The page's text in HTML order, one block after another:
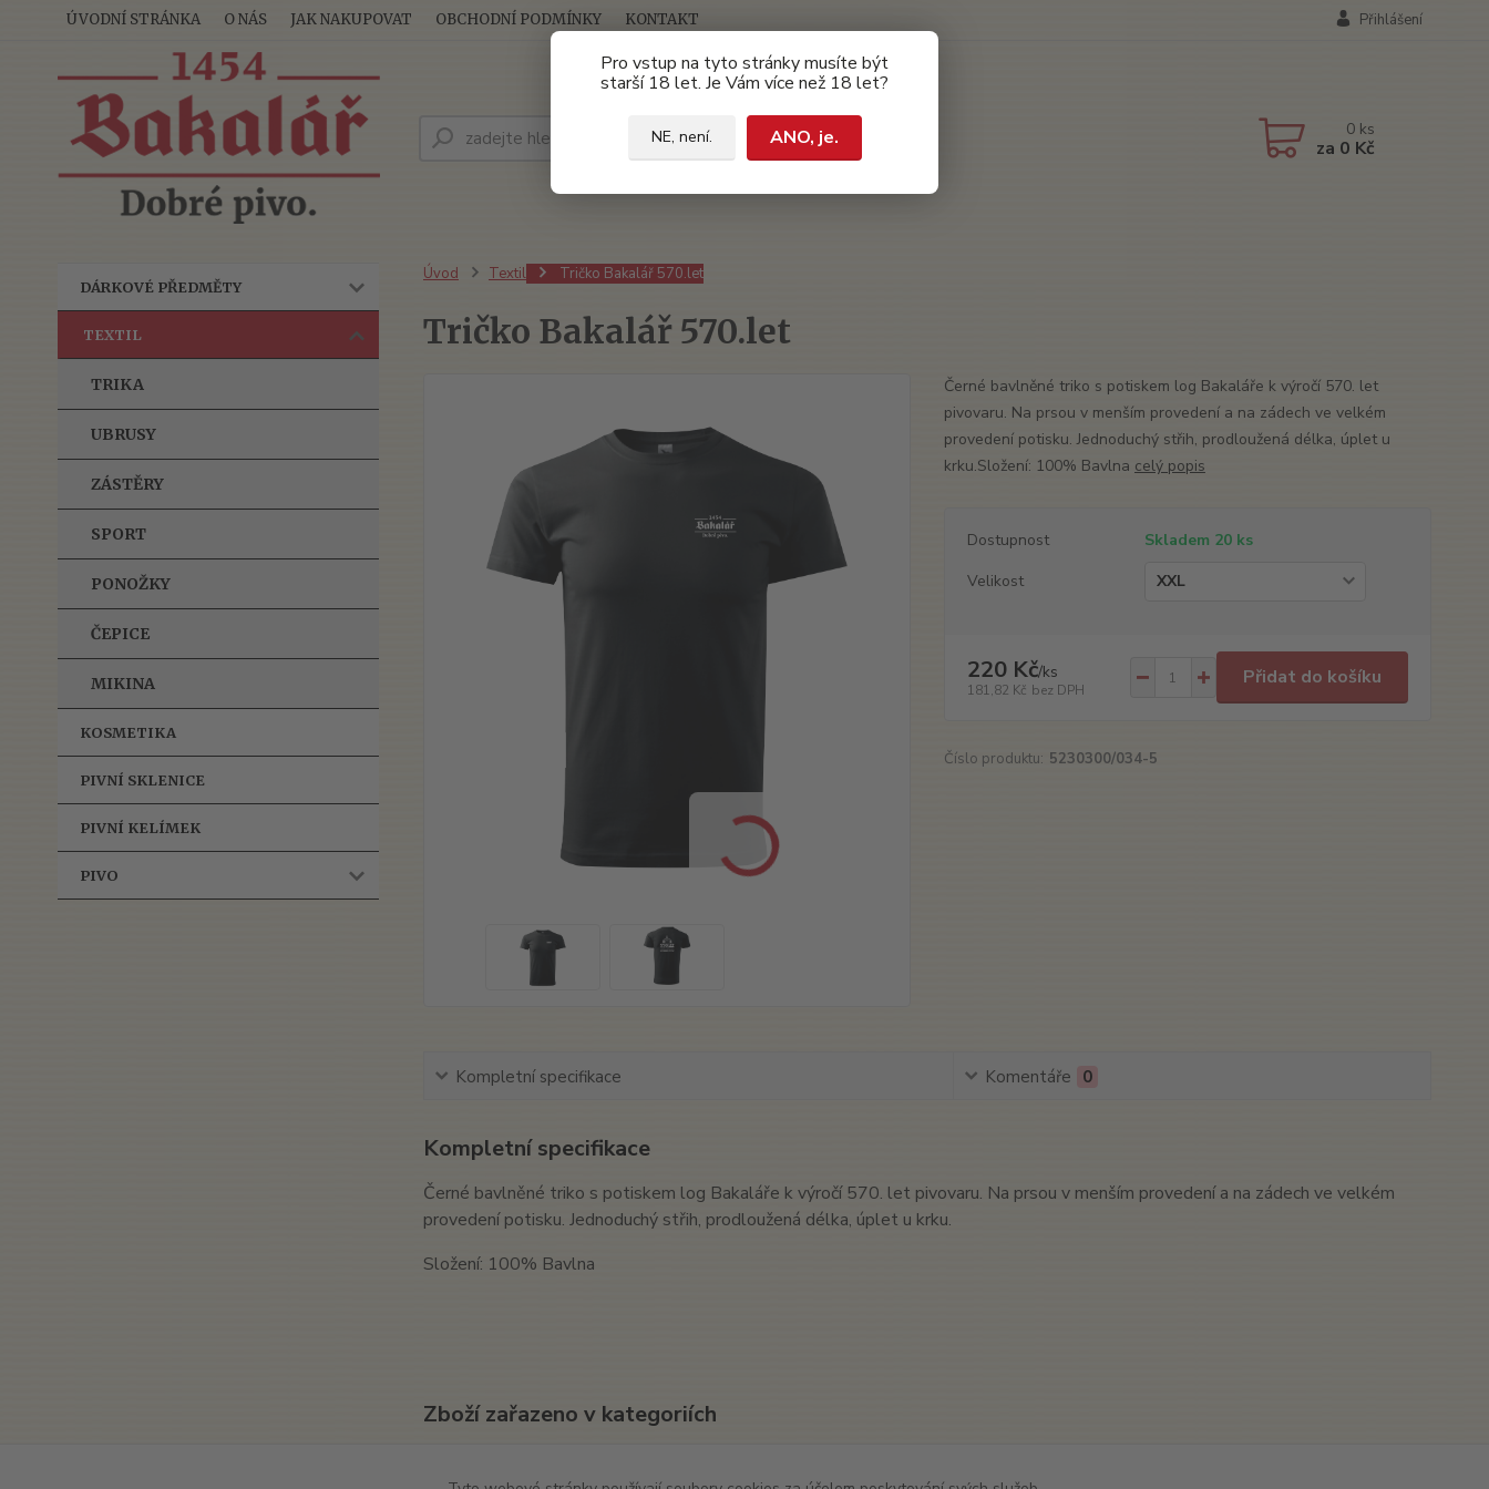
Pro vstup na tyto stránky musíte být
starší 18 let. Je Vám více než 18 let?
NE, není. ANO, je.
ÚVODNÍ STRÁNKA O NÁS JAK NAKUPOVAT OBCHODNÍ PODMÍNKY KONTAKT Přihlášení
Hledat 0 ks
za 0 Kč
DÁRKOVÉ PŘEDMĚTY
TEXTIL
TRIKA
UBRUSY
ZÁSTĚRY
SPORT
PONOŽKY
ČEPICE
MIKINA
KOSMETIKA
PIVNÍ SKLENICE
PIVNÍ KELÍMEK
PIVO
Úvod Textil Tričko Bakalář 570.let
Tričko Bakalář 570.let
Černé bavlněné triko s potiskem log Bakaláře k výročí 570. let
pivovaru. Na prsou v menším provedení a na zádech ve velkém
provedení potisku. Jednoduchý střih, prodloužená délka, úplet u
krku.Složení: 100% Bavlna celý popis
Dostupnost
Skladem 20 ks
Velikost
220 Kč/ks
181,82 Kč bez DPH
Přidat do košíku
Číslo produktu: 5230300/034-5
Kompletní specifikace Komentáře 0
Kompletní specifikace
Černé bavlněné triko s potiskem log Bakaláře k výročí 570. let pivovaru. Na prsou v menším provedení a na zádech ve velkém
provedení potisku. Jednoduchý střih, prodloužená délka, úplet u krku.
Složení: 100% Bavlna
Zboží zařazeno v kategoriích